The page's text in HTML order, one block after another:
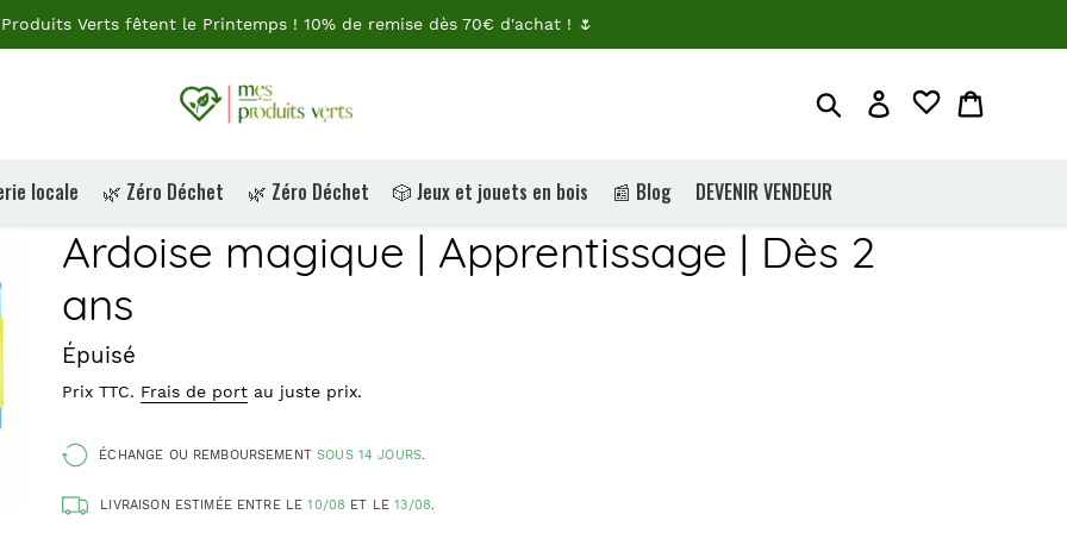
Produits Verts fêtent le Printemps ! 10% de remise dès 70€ d'achat ! 🌷
RechercherJe me connecte
locale 🌿 Zéro Déchet 🌿 Zéro Déchet 🎲 Jeux et jouets en bois 📰 Blog DEVENIR VENDEUR
Ardoise magique | Apprentissage | Dès 2
ans
Prix
Épuisé
Prix TTC. Frais de port au juste prix.
ÉCHANGE OU REMBOURSEMENTSOUS 14 JOURS.
LIVRAISON ESTIMÉE ENTRE LE10/08 ET LE13/08.